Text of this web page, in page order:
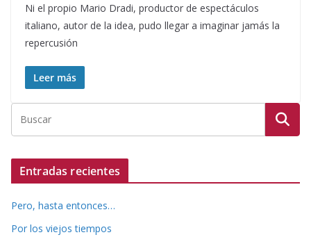
Ni el propio Mario Dradi, productor de espectáculos
italiano, autor de la idea, pudo llegar a imaginar jamás la
repercusión
Leer más
Entradas recientes
Pero, hasta entonces…
Por los viejos tiempos